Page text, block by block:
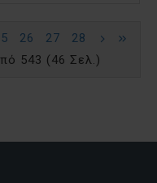
26 27
28
543 (46 Σελ.)